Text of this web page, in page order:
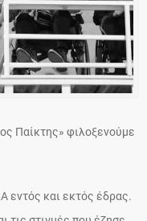
Παίκτης» φιλοξενούμε
εντός και εκτός έδρας.